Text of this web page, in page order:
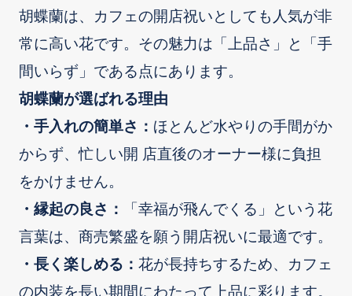
胡蝶蘭は、カフェの開店祝いとしても人気が非
常に高い花です。その魅力は「上品さ」と「手
間いらず」である点にあります。
胡蝶蘭が選ばれる理由
・手入れの簡単さ： ほとんど水やりの手間がか
からず、忙しい開 店直後のオーナー様に負担
をかけません。
・縁起の良さ：
「幸福が飛んでくる」という花
言葉は、商売繁盛を願う開店祝いに最適です。
・長く楽しめる： 花が長持ちするため、カフェ
の内装を長い期間にわたって上品に彩ります。